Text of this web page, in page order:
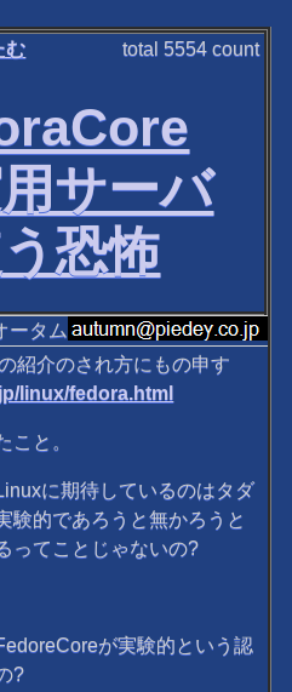
む total 5554 count
サーバ
恐怖
ータム
紹介のされ方にもの申す
linux/fedora.html
と。
に期待しているのはタダ
験的であろうと無かろうと
ってことじゃないの?
が実験的という認
?